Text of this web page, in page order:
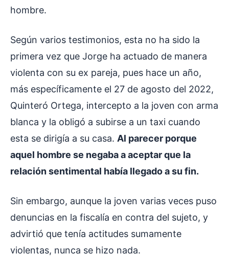
hombre.
Según varios testimonios, esta no ha sido la
primera vez que Jorge ha actuado de manera
violenta con su ex pareja, pues hace un año,
más específicamente el 27 de agosto del 2022,
Quinteró Ortega, intercepto a la joven con arma
blanca y la obligó a subirse a un taxi cuando
esta se dirigía a su casa. Al parecer porque
aquel hombre se negaba a aceptar que la
relación sentimental había llegado a su fin.
Sin embargo, aunque la joven varias veces puso
denuncias en la fiscalía en contra del sujeto, y
advirtió que tenía actitudes sumamente
violentas, nunca se hizo nada.